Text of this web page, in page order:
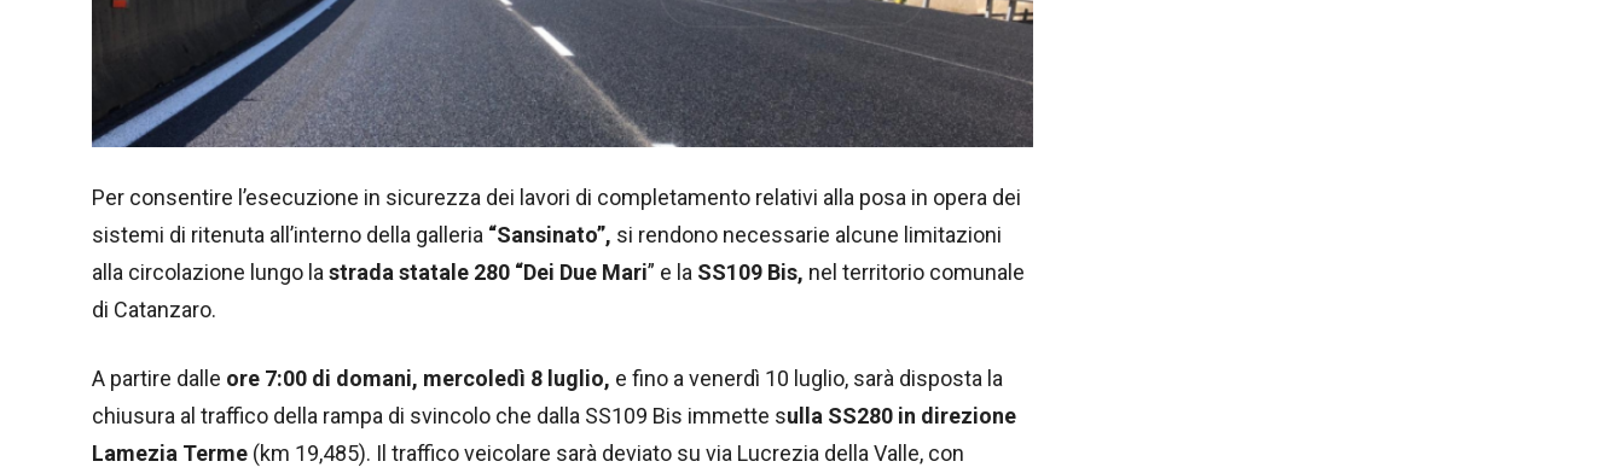
Per consentire l’esecuzione in sicurezza dei lavori di completamento relativi alla posa in opera dei
sistemi di ritenuta all’interno della galleria “Sansinato”, si rendono necessarie alcune limitazioni
alla circolazione lungo lastrada statale 280 “Dei Due Mari” e la SS109 Bis, nel territorio comunale
di Catanzaro.
A partire dalle ore 7:00 di domani, mercoledì 8 luglio, e fino a venerdì 10 luglio, sarà disposta la
chiusura al traffico della rampa di svincolo che dalla SS109 Bis immette sulla SS280 in direzione
Lamezia Terme (km 19,485). Il traffico veicolare sarà deviato su via Lucrezia della Valle, con